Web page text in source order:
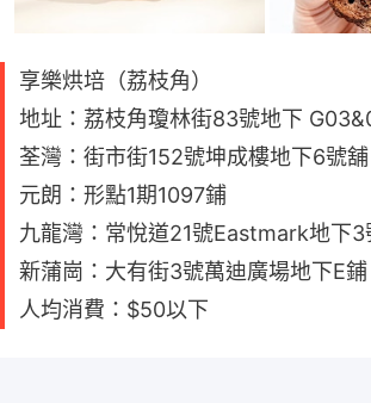
享樂烘培（荔枝角）
地址：荔枝角瓊林街83號地下
荃灣：街市街152號坤成樓地下6號舖
元朗：形點1期1097鋪
九龍灣：常悅道21號Eastmark地下3
新蒲崗：大有街3號萬迪廣場地下E鋪
人均消費：$50以下